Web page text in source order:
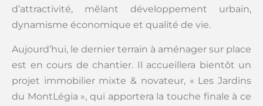
d’attractivité, mêlant développement urbain,
dynamisme économique et qualité de vie.
Aujourd’hui, le dernier terrain à aménager sur place
est en cours de chantier. Il accueillera bientôt un
projet immobilier mixte & novateur, « Les Jardins
du MontLégia », qui apportera la touche finale à ce